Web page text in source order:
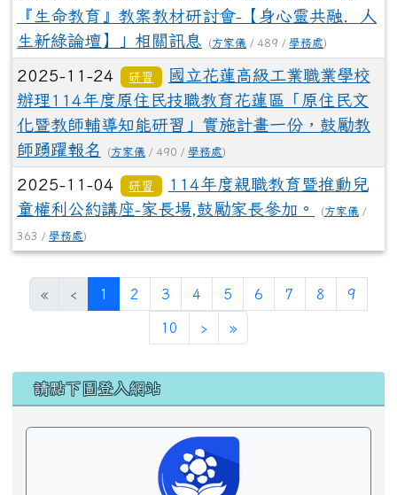
『生命教育』教案教材研討會-【身心靈共融．人
生新綠論壇】」相關訊息
(方家儀 / 489 / 學務處)
2025-11-24 研習
國立花蓮高級工業職業學校
辦理114年度原住民技職教育花蓮區「原住民文
化暨教師輔導知能研習」實施計畫一份，鼓勵教
師踴躍報名
(方家儀 / 490 / 學務處)
2025-11-04 研習
114年度親職教育暨推動兒
童權利公約講座-家長場,鼓勵家長參加。
(方家儀 /
363 / 學務處)
« ‹ 1 (目前頁次)
2 3 4 5 6 7 8 9
10 ›下一頁
»最後頁
左邊區域內容
請點下圖登入網站